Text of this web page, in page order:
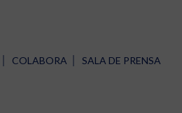
COLABORA SALA DE PRENSA